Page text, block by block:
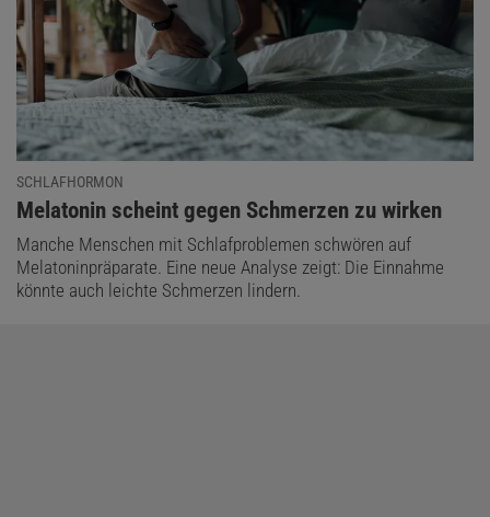
SCHLAFHORMON
:
Melatonin scheint gegen Schmerzen zu wirken
Manche Menschen mit Schlafproblemen schwören auf
Melatoninpräparate. Eine neue Analyse zeigt: Die Einnahme
könnte auch leichte Schmerzen lindern.